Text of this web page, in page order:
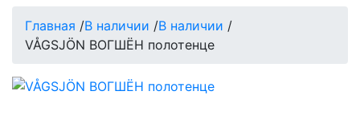
Главная /В наличии /В наличии /
VÅGSJÖN ВОГШЁН полотенце